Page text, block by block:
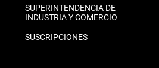
SUPERINTENDENCIA DE
INDUSTRIA Y COMERCIO
SUSCRIPCIONES